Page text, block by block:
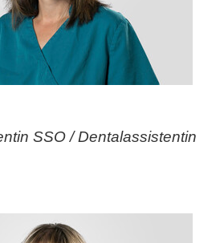
SSO / Dentalassistentin